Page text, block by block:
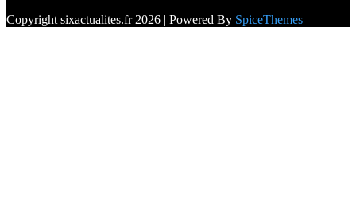
Copyright sixactualites.fr 2026 | Powered By SpiceThemes